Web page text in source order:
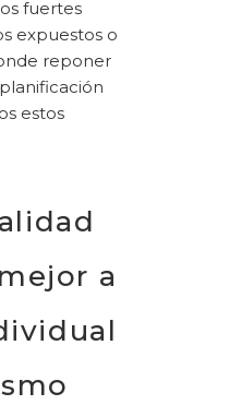
fuertes
expuestos o
reponer
estos
a